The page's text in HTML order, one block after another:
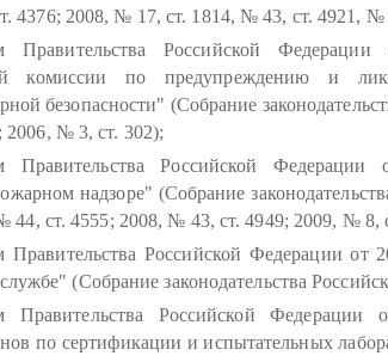
4376; 2008, № 17, ст. 1814, № 43, ст. 4921, №
Правительства Российской
комиссии по предупреждению и
безопасности" (Собрание
2006, № 3, ст. 302);
Правительства Российской
надзоре" (Собрание
44, ст. 4555; 2008, № 43, ст. 4949; 2009, № 8,
Правительства Российской Федерации
(Собрание законодательства
Правительства Российской
по сертификации и испытательных